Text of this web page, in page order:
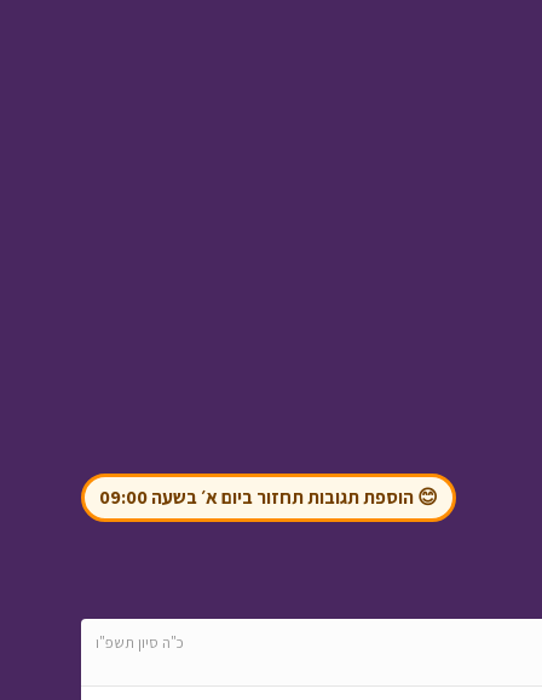
מתוך המסע לבר
המצווה
😊 הוספת תגובות תחזור ביום א׳ בשעה 09:00
כ"ה סיון תשפ"ו